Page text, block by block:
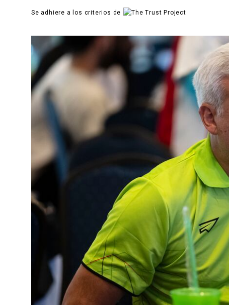
Se adhiere a los criterios de